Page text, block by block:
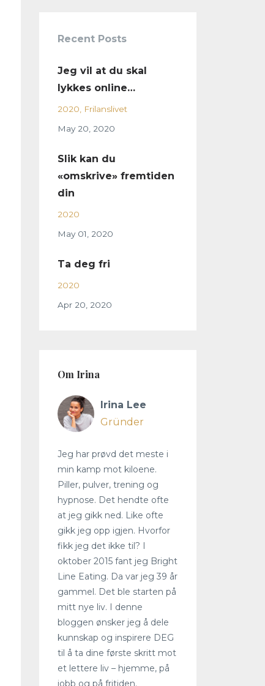
Recent Posts
Jeg vil at du skal
lykkes online…
2020
Frilanslivet
May 20, 2020
Slik kan du
«omskrive» fremtiden
din
2020
May 01, 2020
Ta deg fri
2020
Apr 20, 2020
Om Irina
Irina Lee
Gründer
Jeg har prøvd det meste i
min kamp mot kiloene.
Piller, pulver, trening og
hypnose. Det hendte ofte
at jeg gikk ned. Like ofte
gikk jeg opp igjen. Hvorfor
fikk jeg det ikke til? I
oktober 2015 fant jeg Bright
Line Eating. Da var jeg 39 år
gammel. Det ble starten på
mitt nye liv. I denne
bloggen ønsker jeg å dele
kunnskap og inspirere DEG
til å ta dine første skritt mot
et lettere liv – hjemme, på
jobb og på fritiden.